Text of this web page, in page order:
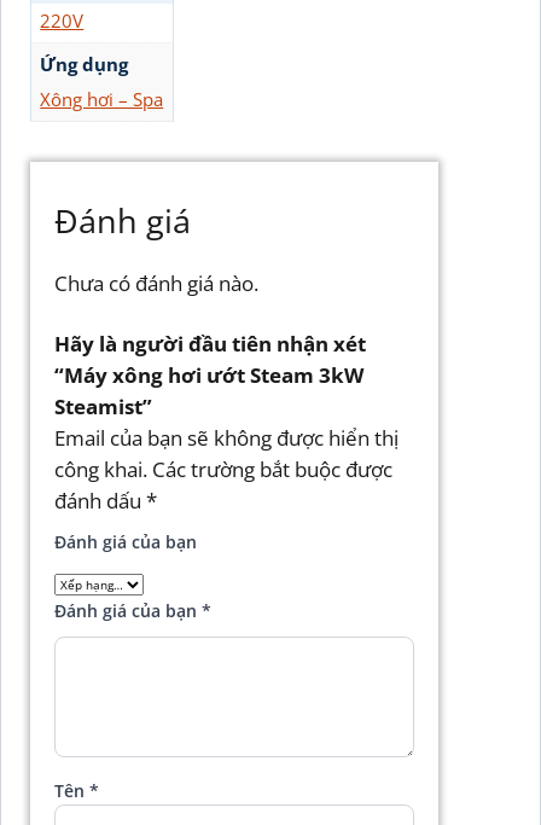
220V
Ứng dụng
Xông hơi – Spa
Đánh giá
Chưa có đánh giá nào.
Hãy là người đầu tiên nhận xét
“Máy xông hơi ướt Steam 3kW
Steamist”
Email của bạn sẽ không được hiển thị
công khai. Các trường bắt buộc được
đánh dấu *
Đánh giá của bạn
Đánh giá của bạn *
Tên *